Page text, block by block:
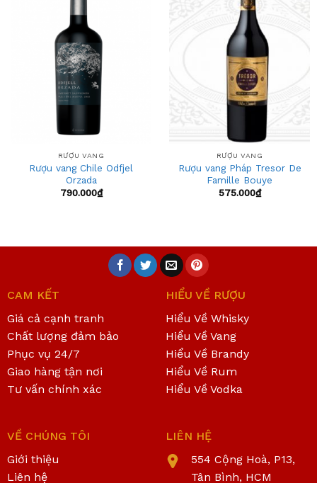
RƯỢU VANG
Rượu vang Chile Odfjel
Orzada
790.000₫
RƯỢU VANG
Rượu vang Pháp Tresor De
Famille Bouye
575.000₫
CAM KẾT
Giá cả cạnh tranh
Chất lượng đảm bảo
Phục vụ 24/7
Giao hàng tận nơi
Tư vấn chính xác
HIỂU VỀ RƯỢU
Hiểu Về Whisky
Hiểu Về Vang
Hiểu Về Brandy
Hiểu Về Rum
Hiểu Về Vodka
VỀ CHÚNG TÔI
Giới thiệu
Liên hệ
LIÊN HỆ
554 Cộng Hoà, P13,
Tân Bình, HCM